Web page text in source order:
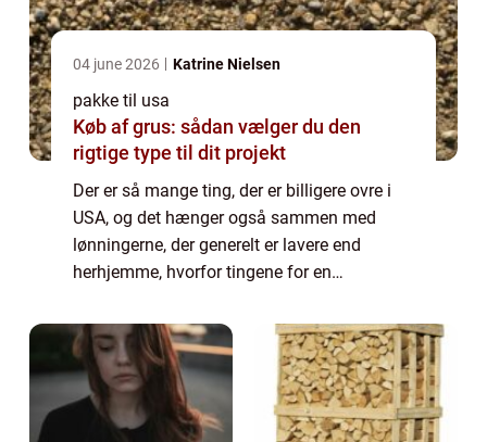
04 june 2026 Katrine Nielsen
pakke til usa
Køb af grus: sådan vælger du den
rigtige type til dit projekt
Der er så mange ting, der er billigere ovre i
USA, og det hænger også sammen med
lønningerne, der generelt er lavere end
herhjemme, hvorfor tingene for en
det modsvares af deres løn. Men for os
danskere k...